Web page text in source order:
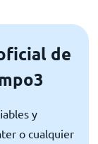
de
y
o cualquier